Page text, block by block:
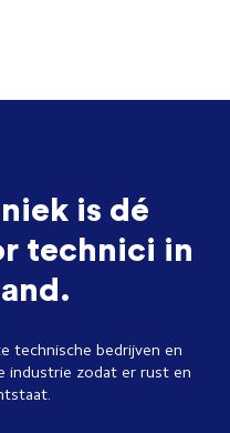
is dé
technici in
technische bedrijven en
industrie zodat er rust en